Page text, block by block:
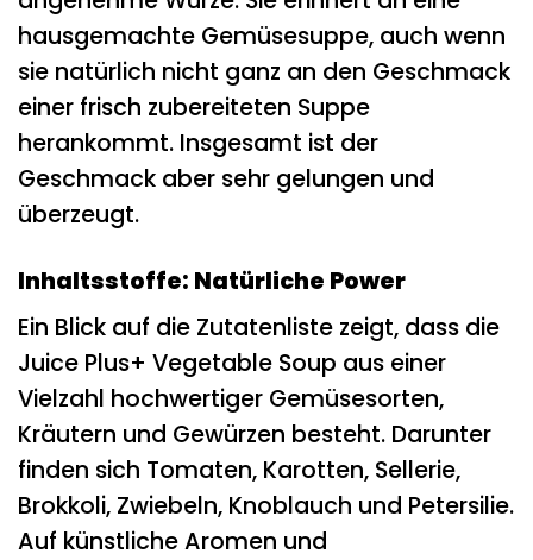
hausgemachte Gemüsesuppe, auch wenn
sie natürlich nicht ganz an den Geschmack
einer frisch zubereiteten Suppe
herankommt. Insgesamt ist der
Geschmack aber sehr gelungen und
überzeugt.
Inhaltsstoffe: Natürliche Power
Ein Blick auf die Zutatenliste zeigt, dass die
Juice Plus+ Vegetable Soup aus einer
Vielzahl hochwertiger Gemüsesorten,
Kräutern und Gewürzen besteht. Darunter
finden sich Tomaten, Karotten, Sellerie,
Brokkoli, Zwiebeln, Knoblauch und Petersilie.
Auf künstliche Aromen und